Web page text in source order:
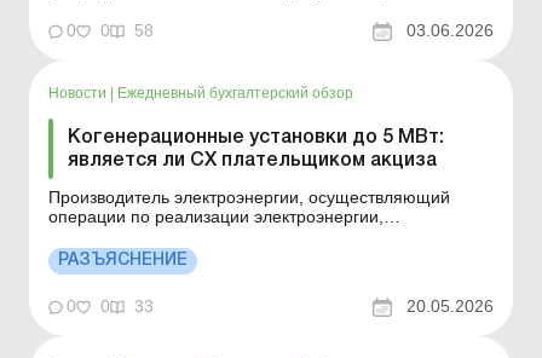
документ? Больше по теме: Установка солнечных
батарей: как организовать продажу излишков
от 10.02.2...
0 0 58 03.06.2026
Новости | Ежедневный бухгалтерский обзор
Когенерационные установки до 5 МВт:
является ли СХ плательщиком акциза
Производитель электроэнергии, осуществляющий
операции по реализации электроэнергии,
когенерационными установками и/или из
возобновляемых источников энергии до 5 МВт в
качестве активного потребителя, который может
осуществлять реализацию электрической энергии без
РАЗЪЯСНЕНИЕ
0 0 33 20.05.2026